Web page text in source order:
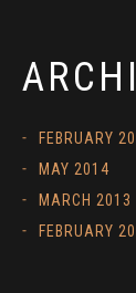
FEBRUARY
MAY 2014
MARCH 2013
FEBRUARY